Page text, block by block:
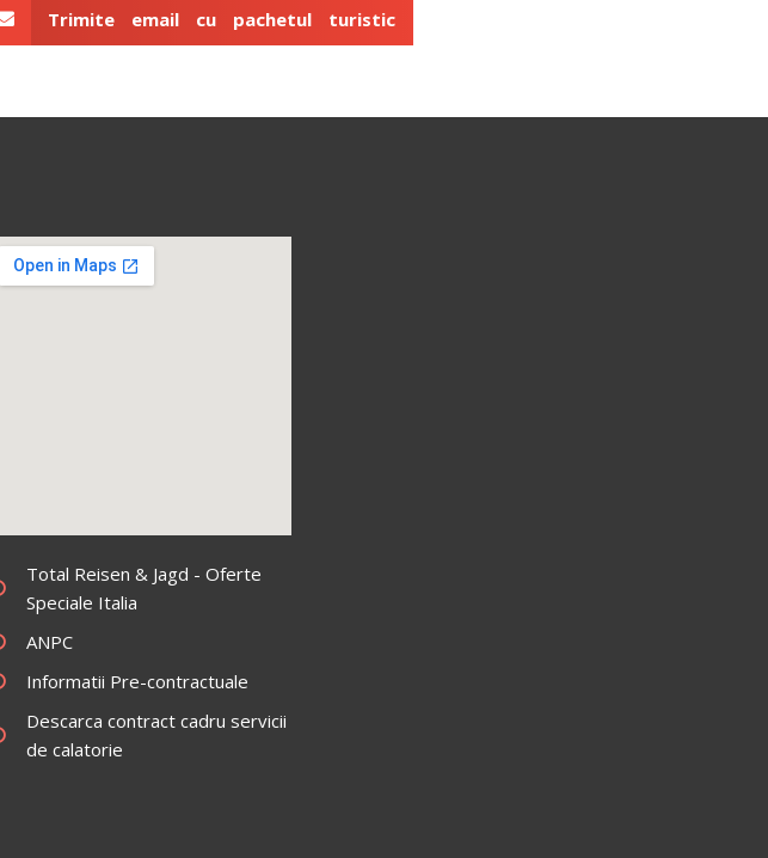
Trimite email cu pachetul turistic
Total Reisen & Jagd - Oferte
Speciale Italia
ANPC
Informatii Pre-contractuale
Descarca contract cadru servicii
de calatorie